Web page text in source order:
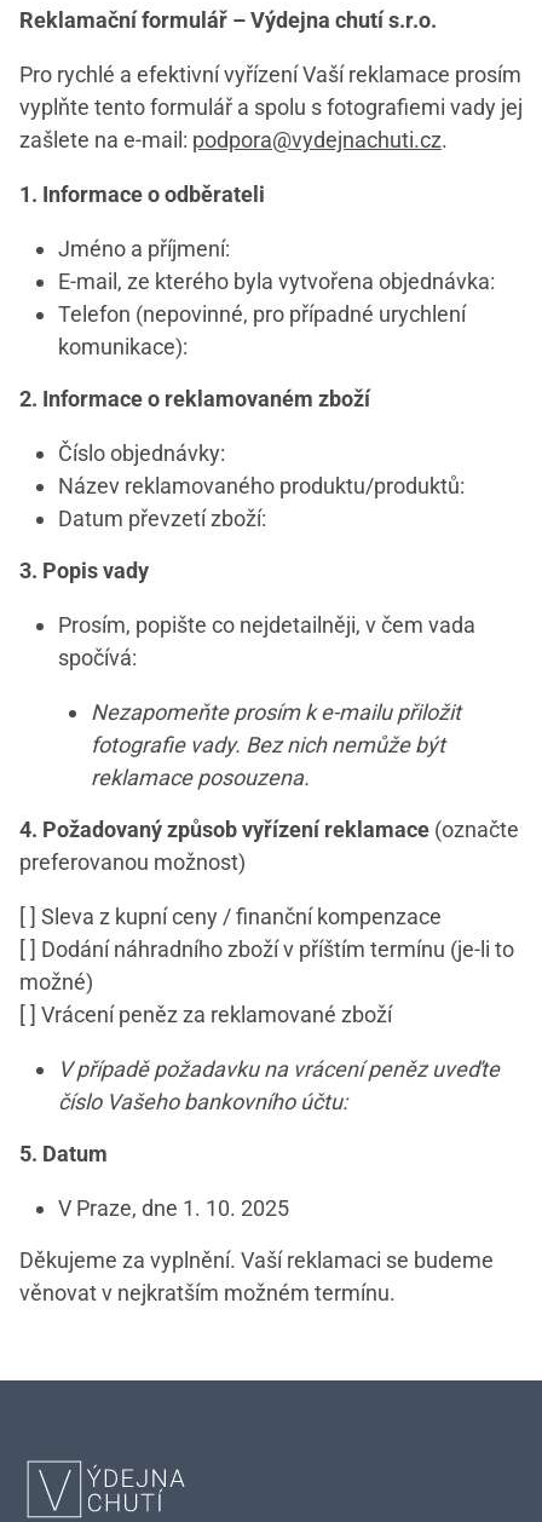
Reklamační formulář – Výdejna chutí s.r.o.
Pro rychlé a efektivní vyřízení Vaší reklamace prosím
vyplňte tento formulář a spolu s fotografiemi vady jej
zašlete na e-mail: podpora@vydejnachuti.cz.
1. Informace o odběrateli
Jméno a příjmení:
E-mail, ze kterého byla vytvořena objednávka:
Telefon (nepovinné, pro případné urychlení
komunikace):
2. Informace o reklamovaném zboží
Číslo objednávky:
Název reklamovaného produktu/produktů:
Datum převzetí zboží:
3. Popis vady
Prosím, popište co nejdetailněji, v čem vada
spočívá:
Nezapomeňte prosím k e-mailu přiložit
fotografie vady. Bez nich nemůže být
reklamace posouzena.
4. Požadovaný způsob vyřízení reklamace (označte
preferovanou možnost)
[ ] Sleva z kupní ceny / finanční kompenzace
[ ] Dodání náhradního zboží v příštím termínu (je-li to
možné)
[ ] Vrácení peněz za reklamované zboží
V případě požadavku na vrácení peněz uveďte
číslo Vašeho bankovního účtu:
5. Datum
V Praze, dne 1. 10. 2025
Děkujeme za vyplnění. Vaší reklamaci se budeme
věnovat v nejkratším možném termínu.